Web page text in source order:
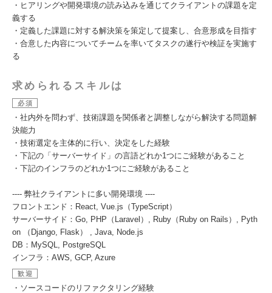
・ヒアリングや開発環境の読み込みを通じてクライアントの課題を定
義する
・定義した課題に対する解決策を策定して提案し、合意形成を目指す
・合意した内容についてチームを率いてタスクの遂行や検証を実施す
る
求められるスキルは
必須
・社内外を問わず、技術課題を関係者と調整しながら解決する問題解
決能力
・技術選定を主体的に行い、決定をした経験
・下記の「サーバーサイド」の言語どれか1つにご経験があること
・下記のインフラのどれか1つにご経験があること
---- 弊社クライアントに多い開発環境 ----
フロントエンド：React, Vue.js（TypeScript）
サーバーサイド：Go, PHP（Laravel）, Ruby（Ruby on Rails）, Pyth
on （Django, Flask） , Java, Node.js
DB：MySQL, PostgreSQL
インフラ：AWS, GCP, Azure
歓迎
・ソースコードのリファクタリング経験